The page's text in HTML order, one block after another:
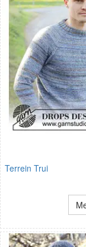
Terrein Trui